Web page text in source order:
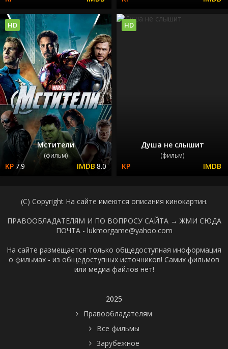
Мстители
(фильм)
7.9 8.0
HD
Душа не слышит
(фильм)
HD
(C) Copyright На сайте имеются описания кинокартин.
ПРАВООБЛАДАТЕЛЯМ И ПО ВОПРОСУ САЙТА → ЖМИ СЮДА
ПОЧТА - lukmorgame@yahoo.com
На сайте размещается только общедоступная иноформация
о фильмах - из общедоступных источников! Самих фильмов
или медиа файлов нет!
2025
Правообладателям
Все фильмы
Зарубежное